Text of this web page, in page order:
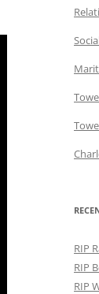
RIP
RIP
RIP